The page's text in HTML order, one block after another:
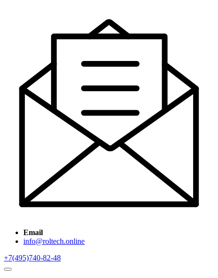
Email
info@roltech.online
+7(495)740-82-48